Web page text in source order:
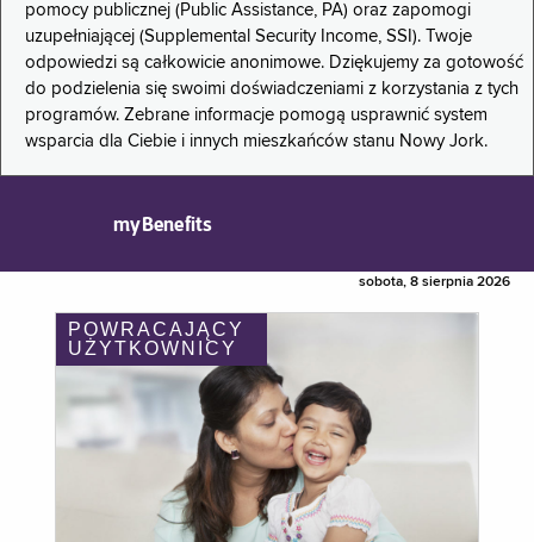
pomocy publicznej (Public Assistance, PA) oraz zapomogi
uzupełniającej (Supplemental Security Income, SSI). Twoje
odpowiedzi są całkowicie anonimowe. Dziękujemy za gotowość
do podzielenia się swoimi doświadczeniami z korzystania z tych
programów. Zebrane informacje pomogą usprawnić system
wsparcia dla Ciebie i innych mieszkańców stanu Nowy Jork.
myBenefits
sobota, 8 sierpnia 2026
POWRACAJĄCY
UŻYTKOWNICY